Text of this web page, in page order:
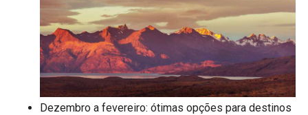
Dezembro a fevereiro: ótimas opções para destinos